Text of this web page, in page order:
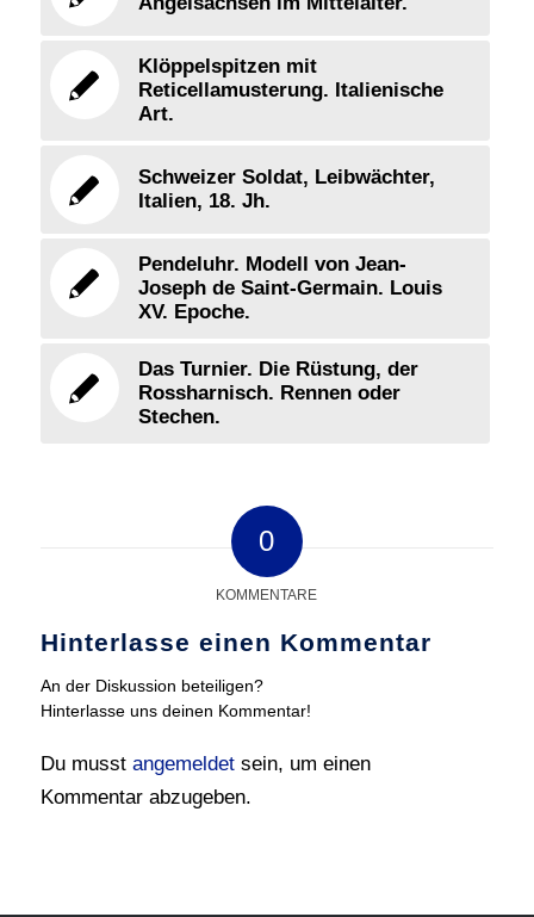
Klöppelspitzen mit
Reticellamusterung. Italienische
Art.
Schweizer Soldat, Leibwächter,
Italien, 18. Jh.
Pendeluhr. Modell von Jean-
Joseph de Saint-Germain. Louis
XV. Epoche.
Das Turnier. Die Rüstung, der
Rossharnisch. Rennen oder
Stechen.
0
KOMMENTARE
Hinterlasse einen Kommentar
An der Diskussion beteiligen?
Hinterlasse uns deinen Kommentar!
Du musst angemeldetsein, um einen
Kommentar abzugeben.